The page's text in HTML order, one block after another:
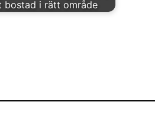
bostad i rätt område